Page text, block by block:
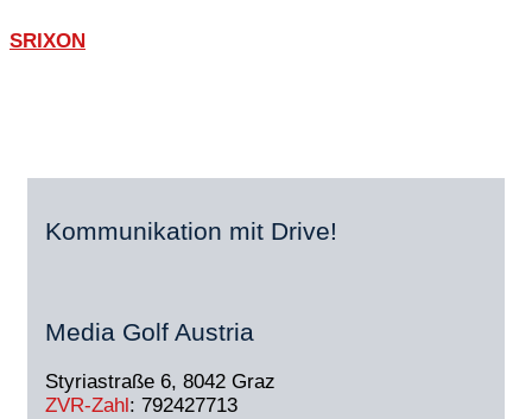
SRIXON
Kommunikation mit Drive!
Media Golf Austria
Styriastraße 6, 8042 Graz
ZVR-Zahl : 792427713